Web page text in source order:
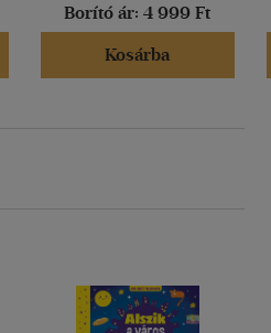
Borító ár: 4 999 Ft
Kosárba